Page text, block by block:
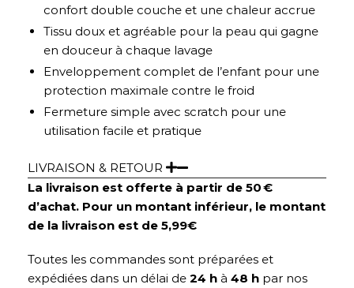
confort double couche et une chaleur accrue
Tissu doux et agréable pour la peau qui gagne
en douceur à chaque lavage
Enveloppement complet de l’enfant pour une
protection maximale contre le froid
Fermeture simple avec scratch pour une
utilisation facile et pratique
LIVRAISON & RETOUR
La livraison est offerte à partir de 50 €
d’achat. Pour un montant inférieur, le montant
de la livraison est de 5,99€
Toutes les commandes sont préparées et
expédiées dans un délai de 24 h à 48 h par nos